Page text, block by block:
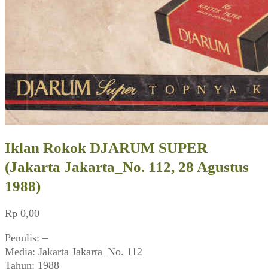
Iklan Rokok DJARUM SUPER
(Jakarta Jakarta_No. 112, 28 Agustus
1988)
Rp 0,00
Penulis: –
Media: Jakarta Jakarta_No. 112
Tahun: 1988